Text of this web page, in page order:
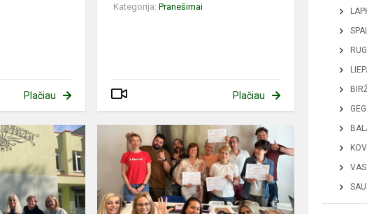
Plačiau
Kategorija:Pranešimai
Plačiau